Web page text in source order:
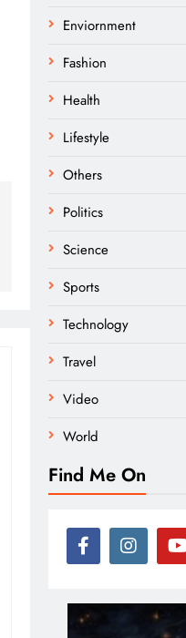
Enviornment
Fashion
Health
Lifestyle
Others
Politics
Science
Sports
Technology
Travel
Video
World
Find Me On